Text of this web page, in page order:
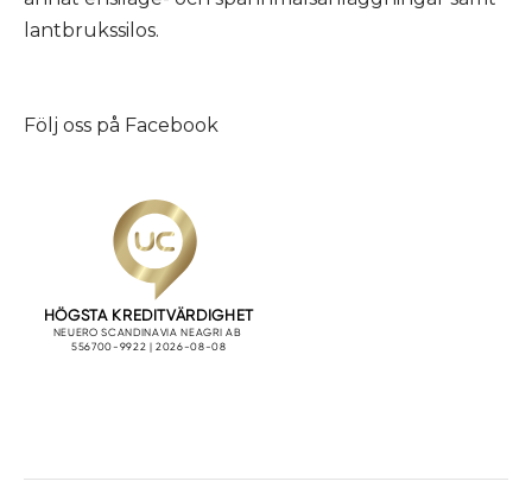
lantbrukssilos.
Följ oss på Facebook